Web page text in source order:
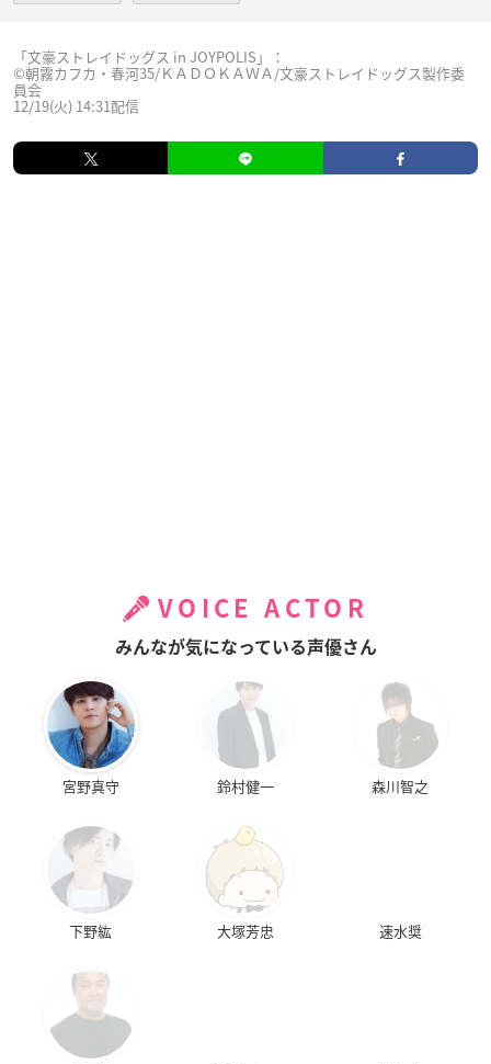
「文豪ストレイドッグス in JOYPOLIS」：
©朝霧カフカ・春河35/ＫＡＤＯＫＡＷＡ/文豪ストレイドッグス製作委
員会
12/19(火) 14:31配信
VOICE ACTOR
みんなが気になっている声優さん
宮野真守 鈴村健一 森川智之
下野紘 大塚芳忠 速水奨